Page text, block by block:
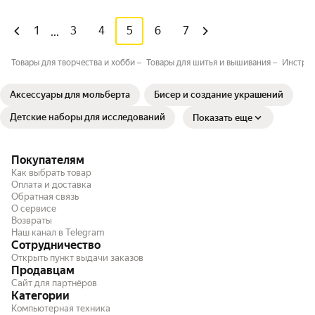
1 ... 3 4 5 6 7
Товары для творчества и хобби Товары для шитья и вышивания
Аксессуары для мольберта Бисер и создание украшений
Детские наборы для исследований Показать еще
Покупателям
Как выбрать товар
Оплата и доставка
Обратная связь
О сервисе
Возвраты
Наш канал в Telegram
Сотрудничество
Открыть пункт выдачи заказов
Продавцам
Сайт для партнёров
Категории
Компьютерная техника